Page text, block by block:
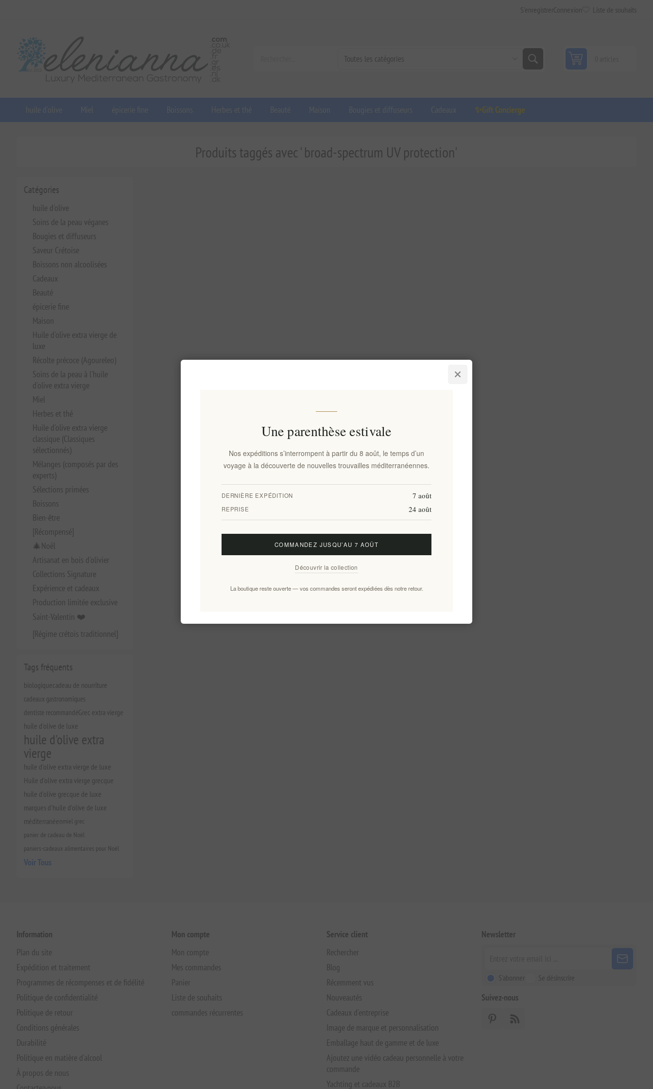
S'enregistrerConnexion Liste de souhaits
huile d'olive Miel épicerie fine Boissons Herbes et thé Beauté Maison Bougies et diffuseurs Cadeaux ✨Gift Concierge
Catégories
huile d'olive
Soins de la peau véganes
Bougies et diffuseurs
Saveur Crétoise
Boissons non alcoolisées
Cadeaux
Beauté
épicerie fine
Maison
Huile d'olive extra vierge de
luxe
Récolte précoce (Agoureleo)
Soins de la peau à l'huile
d'olive extra vierge
Miel
Herbes et thé
Huile d'olive extra vierge
classique (Classiques
sélectionnés)
Mélanges (composés par des
experts)
Sélections primées
Boissons
Bien-être
[Récompensé]
🎄Noël
Artisanat en bois d'olivier
Collections Signature
Expérience et cadeaux
Production limitée exclusive
Saint-Valentin ❤️
[Régime crétois traditionnel]
Tags fréquents
biologiquecadeau de nourriture
cadeaux gastronomiques
dentiste recommandéGrec extra vierge
huile d'olive de luxe
huile d'olive extra
vierge
huile d'olive extra vierge de luxe
Huile d'olive extra vierge grecque
huile d'olive grecque de luxe
marques d'huile d'olive de luxe
méditerranéenmiel grec
panier de cadeau de Noël
paniers-cadeaux alimentaires pour Noël
Voir Tous
Produits taggés avec ' broad-spectrum UV protection'
Information
Plan du site
Expédition et traitement
Programmes de récompenses et de fidélité
Politique de confidentialité
Politique de retour
Conditions générales
Durabilité
Politique en matière d'alcool
À propos de nous
Mon compte
Mon compte
Mes commandes
Panier
Liste de souhaits
commandes récurrentes
Service client
Rechercher
Blog
Récemment vus
Nouveautés
Cadeaux d'entreprise
Image de marque et personnalisation
Emballage haut de gamme et de luxe
Ajoutez une vidéo cadeau personnelle à votre
commande
Yachting et cadeaux B2B
Newsletter
S'abonner Se désinscrire
Suivez-nous
Une parenthèse estivale
Nos expéditions s’interrompent à partir du 8 août, le temps d’un
voyage à la découverte de nouvelles trouvailles méditerranéennes.
DERNIÈRE EXPÉDITION 7 août
REPRISE 24 août
COMMANDEZ JUSQU’AU 7 AOÛT
Découvrir la collection
La boutique reste ouverte — vos commandes seront expédiées dès notre retour.